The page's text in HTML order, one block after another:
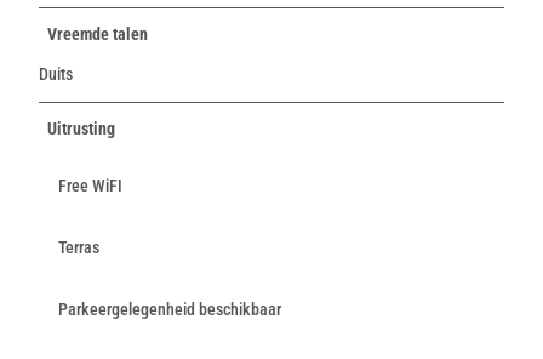
Vreemde talen
Duits
Uitrusting
Free WiFI
Terras
Parkeergelegenheid beschikbaar